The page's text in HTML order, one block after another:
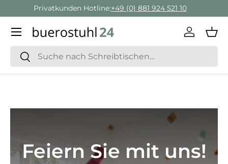
Direkt zum Inhalt
Geschäftskunden Beratung: + 49 (0) 881 924 521 22
Suchen
Suchen
Menü
Feiern Sie mit uns!